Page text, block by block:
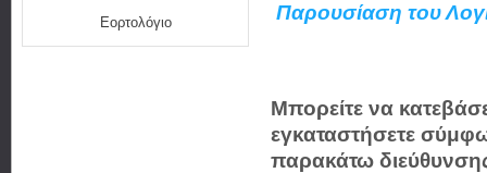
Εορτολόγιο Παρουσίαση του
Mπορείτε να
εγκαταστήσετε
παρακάτω